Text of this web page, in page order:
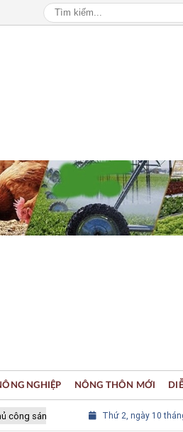
tạo Thế giới LÀNG NGHỀ
Thứ 2, ngày 10
NGHIỆP NÔNG THÔN MỚI